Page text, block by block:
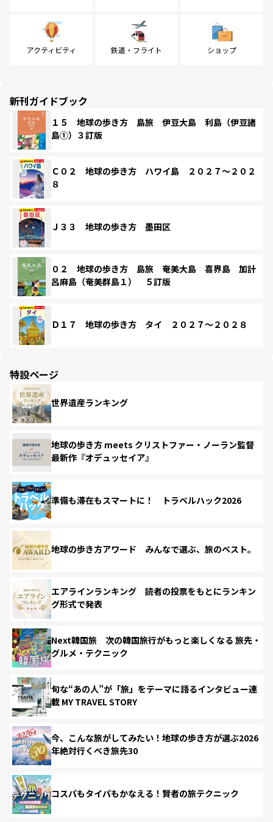
アクティビティ 鉄道・フライト ショップ
新刊ガイドブック
１５ 地球の歩き方 島旅 伊豆大島 利島（伊豆諸
島①）３訂版
Ｃ０２ 地球の歩き方 ハワイ島 ２０２７～２０２
８
Ｊ３３ 地球の歩き方 墨田区
０２ 地球の歩き方 島旅 奄美大島 喜界島 加計
呂麻島（奄美群島１） ５訂版
Ｄ１７ 地球の歩き方 タイ ２０２７～２０２８
特設ページ
世界遺産ランキング
地球の歩き方 meets クリストファー・ノーラン監督
最新作『オデュッセイア』
準備も滞在もスマートに！ トラベルハック2026
地球の歩き方アワード みんなで選ぶ、旅のベスト。
エアラインランキング 読者の投票をもとにランキン
グ形式で発表
Next韓国旅 次の韓国旅行がもっと楽しくなる 旅先・
グルメ・テクニック
旬な“あの人”が「旅」をテーマに語るインタビュー連
載 MY TRAVEL STORY
今、こんな旅がしてみたい！地球の歩き方が選ぶ2026
年絶対行くべき旅先30
コスパもタイパもかなえる！賢者の旅テクニック